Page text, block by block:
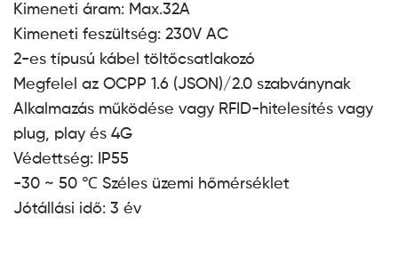
Kimeneti áram: Max.32A
Kimeneti feszültség: 230V AC
2-es típusú kábel töltőcsatlakozó
Megfelel az OCPP 1.6 (JSON)/2.0 szabványnak
Alkalmazás működése vagy RFID-hitelesítés vagy
plug, play és 4G
Védettség: IP55
-30 ~ 50 ℃ Széles üzemi hőmérséklet
Jótállási idő: 3 év